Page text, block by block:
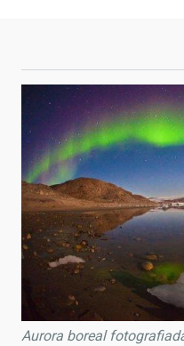
Aurora boreal